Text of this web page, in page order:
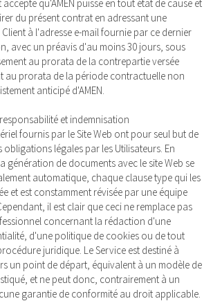
qu'AMEN puisse en tout état de cause et
du présent contrat en adressant une
à l'adresse e-mail fournie par ce dernier
avec un préavis d'au moins 30 jours, sous
au prorata de la contrepartie versée
au prorata de la période contractuelle non
anticipé d'AMEN.
et indemnisation
fournis par le Site Web ont pour seul but de
obligations légales par les Utilisateurs. En
génération de documents avec le site Web se
automatique, chaque clause type qui les
et est constamment révisée par une équipe
il est clair que ceci ne remplace pas
concernant la rédaction d'une
d'une politique de cookies ou de tout
juridique. Le Service est destiné à
un point de départ, équivalent à un modèle de
et ne peut donc, contrairement à un
garantie de conformité au droit applicable.